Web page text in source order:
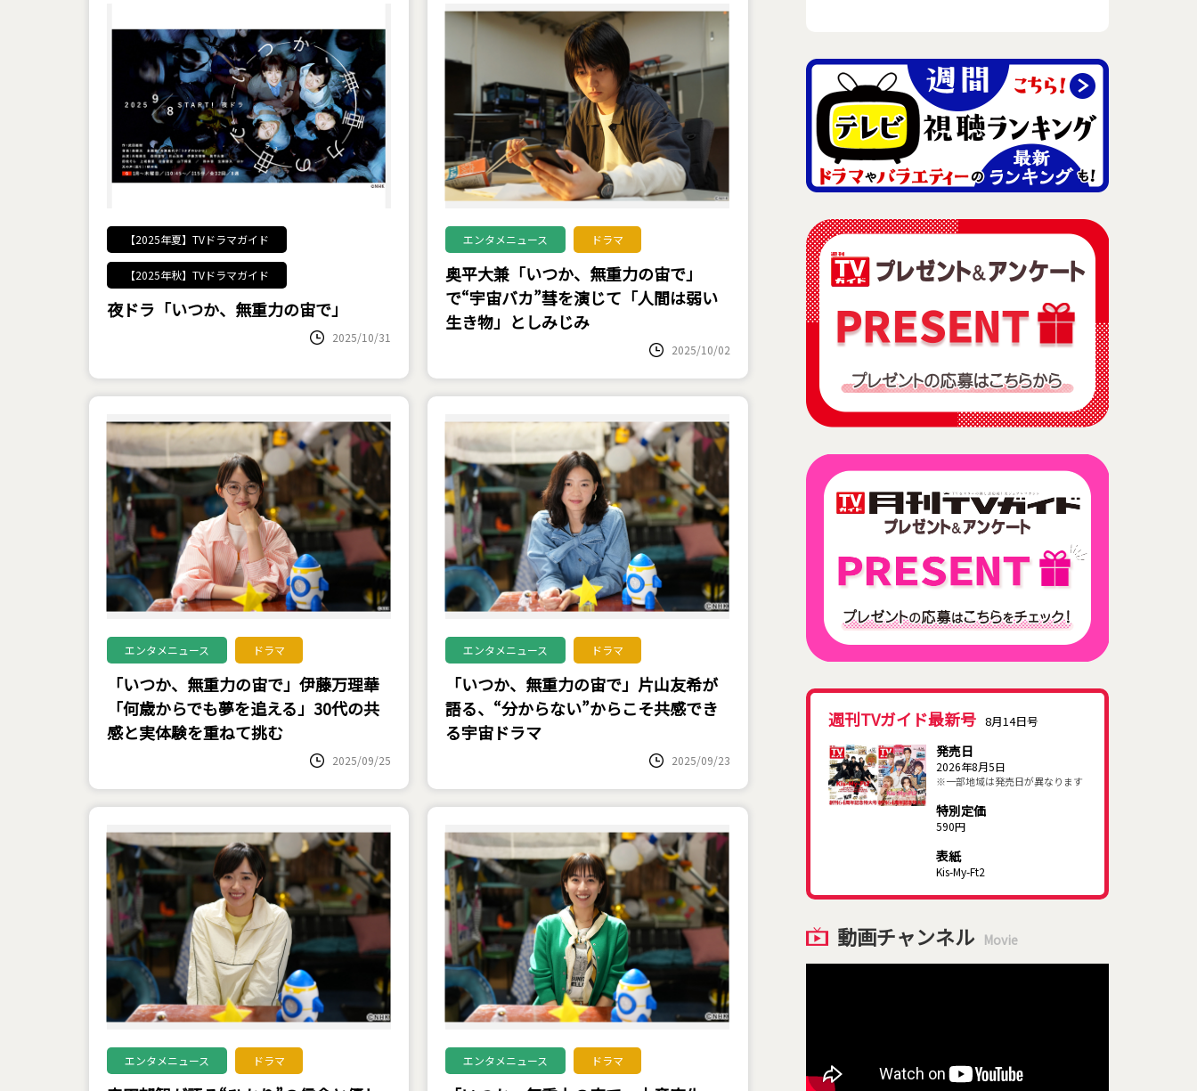
【2025年夏】TVドラマガイド
【2025年秋】TVドラマガイド
夜ドラ「いつか、無重力の宙で」
2025/10/31
エンタメニュース ドラマ
奥平大兼「いつか、無重力の宙で」
で“宇宙バカ”彗を演じて「人間は弱い
生き物」としみじみ
2025/10/02
エンタメニュース ドラマ
「いつか、無重力の宙で」伊藤万理華
「何歳からでも夢を追える」30代の共
感と実体験を重ねて挑む
2025/09/25
エンタメニュース ドラマ
「いつか、無重力の宙で」片山友希が
語る、“分からない”からこそ共感でき
る宇宙ドラマ
2025/09/23
エンタメニュース ドラマ エンタメニュース ドラマ
週刊TVガイド最新号 8月14日号
発売日
2026年8月5日
※一部地域は発売日が異なります
特別定価
590円
表紙
Kis-My-Ft2
動画チャンネル Movie